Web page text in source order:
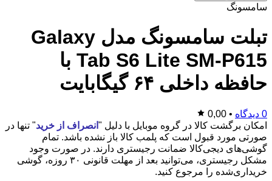
سامسونگ
تبلت سامسونگ مدل Galaxy
Tab S6 Lite SM-P615 با
حافظه داخلی ۶۴ گیگابایت
0 دیدگاه •
0,00
امکان برگشت کالا در گروه موبایل با دلیل " انصراف از خرید" تنها در
صورتی مورد قبول است که پلمب کالا باز نشده باشد. تمام
گوشی‌های دیجی‌کالا ضمانت رجیستری دارند. در صورت وجود
مشکل رجیستری، می‌توانید بعد از مهلت قانونی ۳۰ روزه، گوشی
خریداری‌شده را مرجوع کنید.